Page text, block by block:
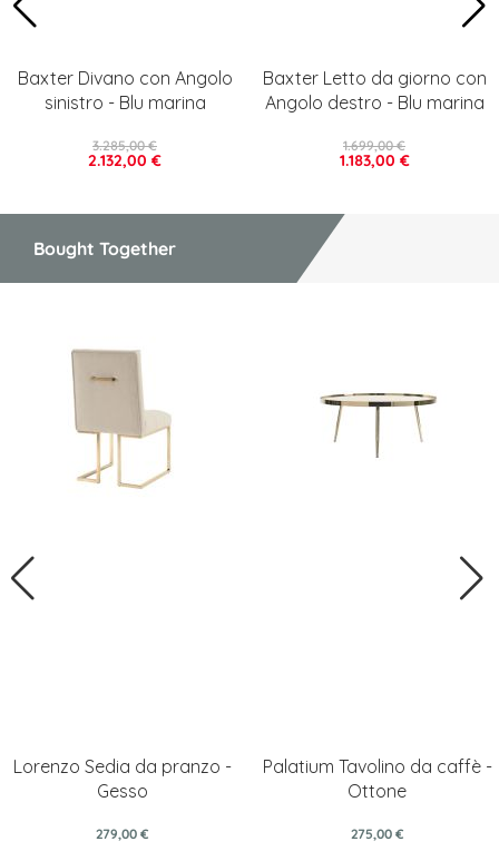
Baxter Divano con Angolo
sinistro - Blu marina
2.132,00 €
3.285,00 €
Baxter Letto da giorno con
Angolo destro - Blu marina
1.183,00 €
1.699,00 €
Bought Together
Lorenzo Sedia da pranzo -
Gesso
279,00 €
Palatium Tavolino da caffè -
Ottone
275,00 €